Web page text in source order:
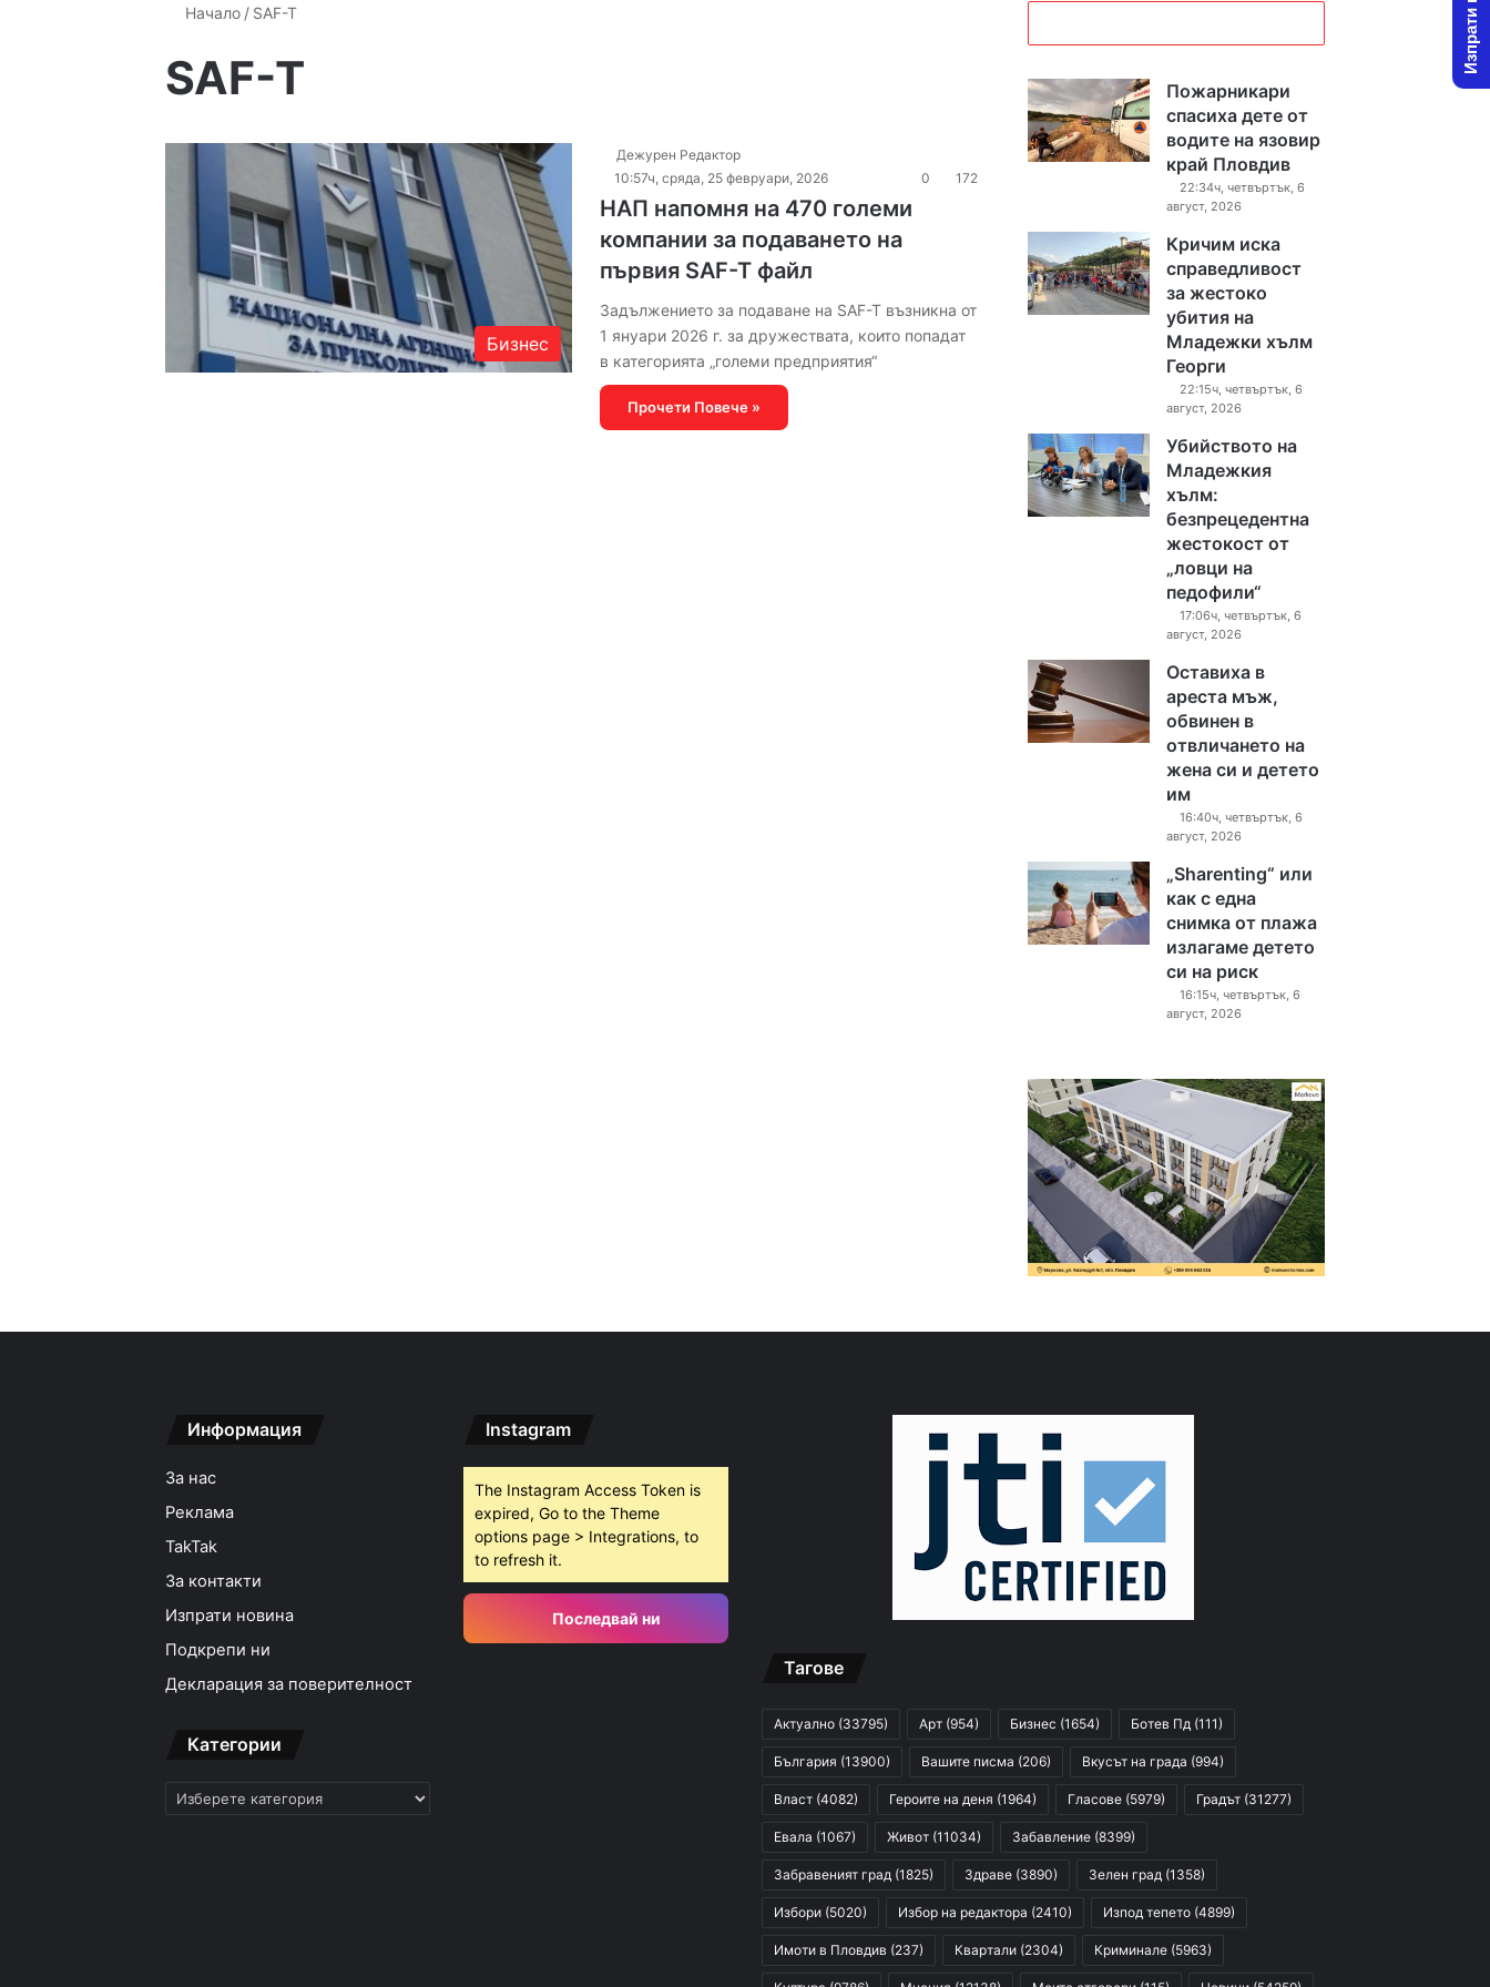
Начало / SAF-T
SAF-T
Бизнес
Дежурен Редактор
10:57ч, сряда, 25 февруари, 2026
0 172
НАП напомня на 470 големи
компании за подаването на
първия SAF-T файл
Задължението за подаване на SAF-T възникна от
1 януари 2026 г. за дружествата, които попадат
в категорията „големи предприятия“
Прочети Повече »
Пожарникари
спасиха дете от
водите на язовир
край Пловдив
22:34ч, четвъртък, 6
август, 2026
Кричим иска
справедливост
за жестоко
убития на
Младежки хълм
Георги
22:15ч, четвъртък, 6
август, 2026
Убийството на
Младежкия
хълм:
безпрецедентна
жестокост от
„ловци на
педофили“
17:06ч, четвъртък, 6
август, 2026
Оставиха в
ареста мъж,
обвинен в
отвличането на
жена си и детето
им
16:40ч, четвъртък, 6
август, 2026
„Sharenting“ или
как с една
снимка от плажа
излагаме детето
си на риск
16:15ч, четвъртък, 6
август, 2026
Информация
За нас
Реклама
TakTak
За контакти
Изпрати новина
Подкрепи ни
Декларация за поверителност
Категории
Категории
Instagram
The Instagram Access Token is
expired, Go to the Theme
options page > Integrations, to
to refresh it.
Последвай ни
Тагове
Актуално (33795) Арт (954) Бизнес (1654) Ботев Пд (111)
България (13900) Вашите писма (206) Вкусът на града (994)
Власт (4082) Героите на деня (1964) Гласове (5979) Градът (31277)
Евала (1067) Живот (11034) Забавление (8399)
Забравеният град (1825) Здраве (3890) Зелен град (1358)
Избори (5020) Избор на редактора (2410) Изпод тепето (4899)
Имоти в Пловдив (237) Квартали (2304) Криминале (5963)